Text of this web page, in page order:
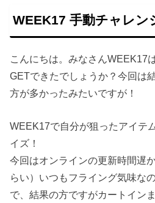
WEEK17 手動チャレン
こんにちは。みなさんWEEK17
GETできたでしょうか？今回は
方が多かったみたいですが！
WEEK17で自分が狙ったアイテ
イズ！
今回はオンラインの更新時間遅
らい）いつもフライング気味な
で、結果の方ですがカートイン